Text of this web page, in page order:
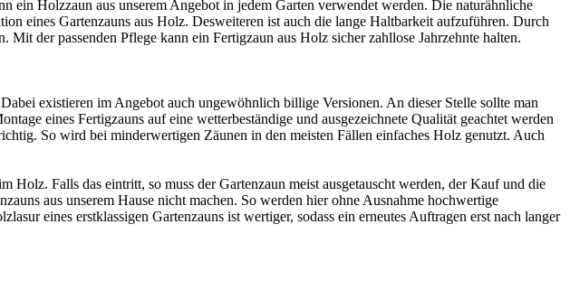
ein Holzzaun aus unserem Angebot in jedem Garten verwendet werden. Die naturähnliche
eines Gartenzauns aus Holz. Desweiteren ist auch die lange Haltbarkeit aufzuführen. Durch
der passenden Pflege kann ein Fertigzaun aus Holz sicher zahllose Jahrzehnte halten.
existieren im Angebot auch ungewöhnlich billige Versionen. An dieser Stelle sollte man
eines Fertigzauns auf eine wetterbeständige und ausgezeichnete Qualität geachtet werden
So wird bei minderwertigen Zäunen in den meisten Fällen einfaches Holz genutzt. Auch
Falls das eintritt, so muss der Gartenzaun meist ausgetauscht werden, der Kauf und die
aus unserem Hause nicht machen. So werden hier ohne Ausnahme hochwertige
eines erstklassigen Gartenzauns ist wertiger, sodass ein erneutes Auftragen erst nach langer